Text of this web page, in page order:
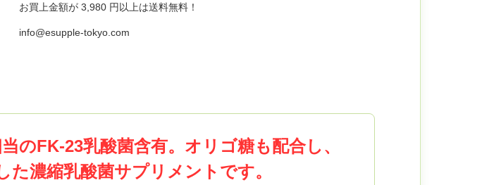
お買上金額が 3,980 円以上は送料無料！
info@esupple-tokyo.com
のFK-23乳酸菌含有。オリゴ糖も配合し、
濃縮乳酸菌サプリメントです。